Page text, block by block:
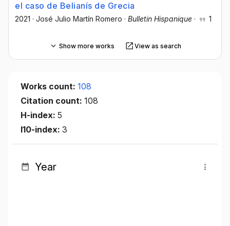
el caso de Belianís de Grecia
2021 · José Julio Martín Romero · Bulletin Hispanique · 1
Show more works View as search
Works count: 108
Citation count: 108
H-index: 5
I10-index: 3
Year